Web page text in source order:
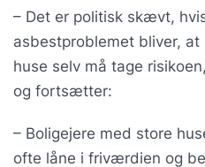
– Det er politisk skævt,
asbestproblemet bliver,
huse selv må tage
og fortsætter:
– Boligejere med store
ofte låne i friværdien og